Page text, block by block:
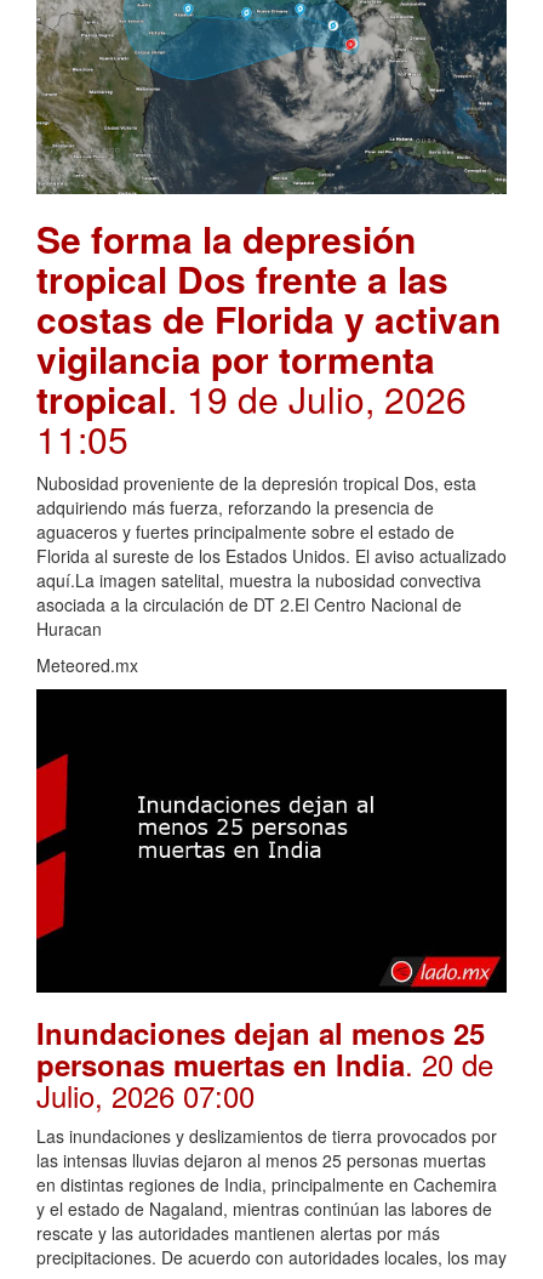
Se forma la depresión
tropical Dos frente a las
costas de Florida y activan
vigilancia por tormenta
tropical. 19 de Julio, 2026
11:05
Nubosidad proveniente de la depresión tropical Dos, esta
adquiriendo más fuerza, reforzando la presencia de
aguaceros y fuertes principalmente sobre el estado de
Florida al sureste de los Estados Unidos. El aviso actualizado
aquí.La imagen satelital, muestra la nubosidad convectiva
asociada a la circulación de DT 2.El Centro Nacional de
Huracan
Meteored.mx
Inundaciones dejan al menos 25
personas muertas en India. 20 de
Julio, 2026 07:00
Las inundaciones y deslizamientos de tierra provocados por
las intensas lluvias dejaron al menos 25 personas muertas
en distintas regiones de India, principalmente en Cachemira
y el estado de Nagaland, mientras continúan las labores de
rescate y las autoridades mantienen alertas por más
precipitaciones. De acuerdo con autoridades locales, los may